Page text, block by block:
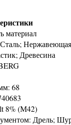
материал
Нержавеющая
Древесина
68
8% (М42)
Дрель;